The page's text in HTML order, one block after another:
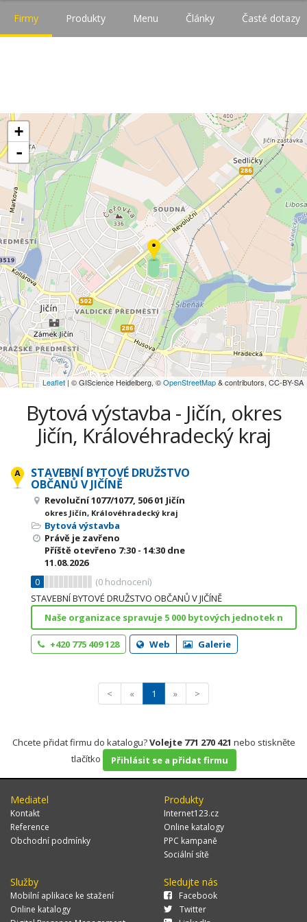
Firmy Produkty Menu Články Časté dotazy
+
-
Leaflet| © GIScience Heidelberg, ©OpenStreetMap& contributors, CC-BY-SA
Bytová výstavba - Jičín, okres
Jičín, Královéhradecký kraj
STAVEBNÍ BYTOVÉ DRUŽSTVO
OBČANŮ V JIČÍNĚ
Revoluční 1077/1077, 506 01 Jičín
okres Jičín, Královéhradecký kraj
Bytová výstavba
Právě je zavřeno
Příště otevřeno 7:30 - 14:30 dne
11.08.2026
0
(0 hodnocení)
STAVEBNÍ BYTOVÉ DRUŽSTVO OBČANŮ V JIČÍNĚ
Naše organizace spravuje 5 000 bytových jednotek n
+420 775 409 128 Web Galerie
< « 1 » >
Chcete přidat firmu do katalogu?Volejte 771 270 421 nebo stiskněte
tlačítko
Přihlásit se a přidat firmu
Mediatel
Kontakt
Reference
Obchodní podmínky
Produkty
Internet123.cz
Online katalogy
PPC kampaně
Sociální sítě
Služby
Mobilní aplikace ke stažení
Online katalogy
Sledujte nás
Facebook
Twitter